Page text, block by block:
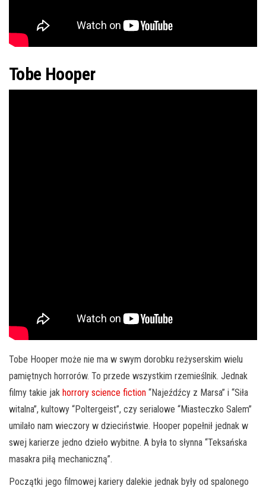
Tobe Hooper
Tobe Hooper może nie ma w swym dorobku reżyserskim wielu
pamiętnych horrorów. To przede wszystkim rzemieślnik. Jednak
filmy takie jak horrory science fiction “Najeźdźcy z Marsa” i “Siła
witalna”, kultowy “Poltergeist”, czy serialowe “Miasteczko Salem”
umilało nam wieczory w dzieciństwie. Hooper popełnił jednak w
swej karierze jedno dzieło wybitne. A była to słynna “Teksańska
masakra piłą mechaniczną”.
Początki jego filmowej kariery dalekie jednak były od spalonego